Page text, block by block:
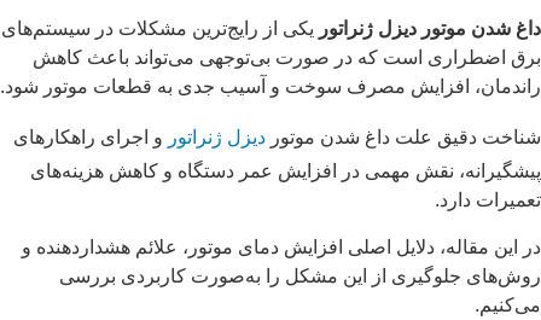
داغ شدن موتور دیزل ژنراتور یکی از رایج‌ترین مشکلات در سیستم‌های
برق اضطراری است که در صورت بی‌توجهی می‌تواند باعث کاهش
راندمان، افزایش مصرف سوخت و آسیب جدی به قطعات موتور شود.
شناخت دقیق علت داغ شدن موتور دیزل ژنراتور و اجرای راهکارهای
پیشگیرانه، نقش مهمی در افزایش عمر دستگاه و کاهش هزینه‌های
تعمیرات دارد.
در این مقاله، دلایل اصلی افزایش دمای موتور، علائم هشداردهنده و
روش‌های جلوگیری از این مشکل را به‌صورت کاربردی بررسی
می‌کنیم.